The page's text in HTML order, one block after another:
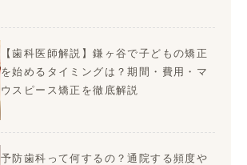
【歯科医師解説】鎌ヶ谷で子どもの矯正
を始めるタイミングは？期間・費用・マ
ウスピース矯正を徹底解説
予防歯科って何するの？通院する頻度や